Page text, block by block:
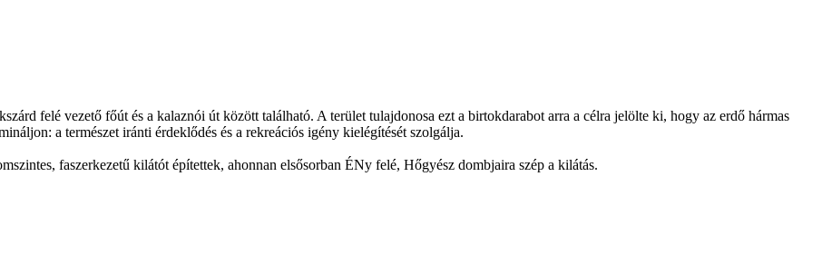
felé vezető főút és a kalaznói út között található. A terület tulajdonosa ezt a birtokdarabot arra a célra jelölte ki, hogy az erdő hármas
a természet iránti érdeklődés és a rekreációs igény kielégítését szolgálja.
faszerkezetű kilátót építettek, ahonnan elsősorban ÉNy felé, Hőgyész dombjaira szép a kilátás.